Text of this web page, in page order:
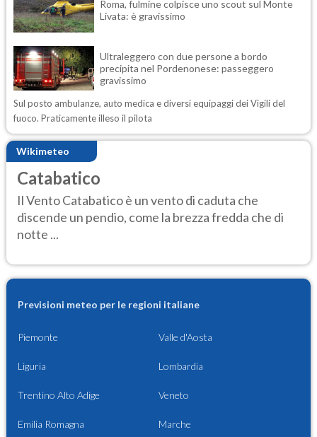
Roma, fulmine colpisce uno scout sul Monte
Livata: è gravissimo
Ultraleggero con due persone a bordo
precipita nel Pordenonese: passeggero
gravissimo
Sul posto ambulanze, auto medica e diversi equipaggi dei Vigili del
fuoco. Praticamente illeso il pilota
Wikimeteo
Catabatico
Il Vento Catabatico è un vento di caduta che
discende un pendio, come la brezza fredda che di
notte ...
Previsioni meteo per le regioni italiane
Piemonte Valle d'Aosta
Liguria Lombardia
Trentino Alto Adige Veneto
Emilia Romagna Marche